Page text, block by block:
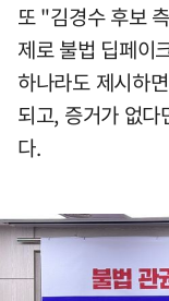
또 "김경수 후보
제로 불법 딥페이
하나라도 제시하
되고, 증거가 없
다.